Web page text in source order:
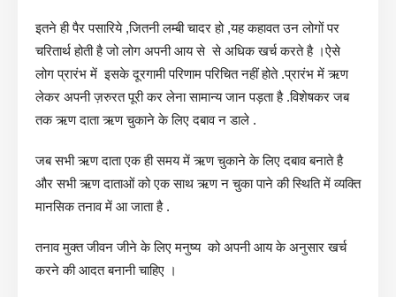
इतने ही पैर पसारिये ,जितनी लम्बी चादर हो ,यह कहावत उन लोगों पर
चरितार्थ होती है जो लोग अपनी आय से से अधिक खर्च करते है ।ऐसे
लोग प्रारंभ में इसके दूरगामी परिणाम परिचित नहीं होते .प्रारंभ में ऋण
लेकर अपनी ज़रुरत पूरी कर लेना सामान्य जान पड़ता है .विशेषकर जब
तक ऋण दाता ऋण चुकाने के लिए दबाव न डाले .
जब सभी ऋण दाता एक ही समय में ऋण चुकाने के लिए दबाव बनाते है
और सभी ऋण दाताओं को एक साथ ऋण न चुका पाने की स्थिति में व्यक्ति
मानसिक तनाव में आ जाता है .
तनाव मुक्त जीवन जीने के लिए मनुष्य को अपनी आय के अनुसार खर्च
करने की आदत बनानी चाहिए ।